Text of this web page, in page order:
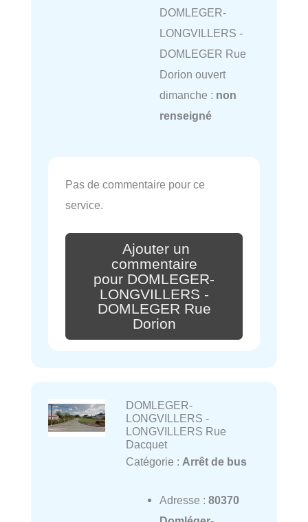
DOMLEGER-
LONGVILLERS -
DOMLEGER Rue
Dorion ouvert
dimanche : non
renseigné
Pas de commentaire pour ce
service.
Ajouter un
commentaire
pour DOMLEGER-
LONGVILLERS -
DOMLEGER Rue
Dorion
DOMLEGER-
LONGVILLERS -
LONGVILLERS Rue
Dacquet
Catégorie : Arrêt de bus
Adresse : 80370